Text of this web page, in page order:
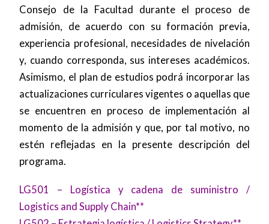
Consejo de la Facultad durante el proceso de
admisión, de acuerdo con su formación previa,
experiencia profesional, necesidades de nivelación
y, cuando corresponda, sus intereses académicos.
Asimismo, el plan de estudios podrá incorporar las
actualizaciones curriculares vigentes o aquellas que
se encuentren en proceso de implementación al
momento de la admisión y que, por tal motivo, no
estén reflejadas en la presente descripción del
programa.
LG501 – Logística y cadena de suministro /
Logistics and Supply Chain**